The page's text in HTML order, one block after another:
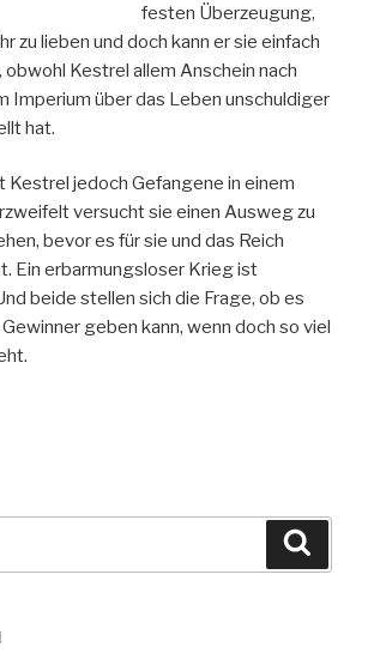
festen Überzeugung,
zu lieben und doch kann er sie einfach
Kestrel allem Anschein nach
Imperium über das Leben unschuldiger
hat.
Kestrel jedoch Gefangene in einem
versucht sie einen Ausweg zu
bevor es für sie und das Reich
Ein erbarmungsloser Krieg ist
beide stellen sich die Frage, ob es
geben kann, wenn doch so viel